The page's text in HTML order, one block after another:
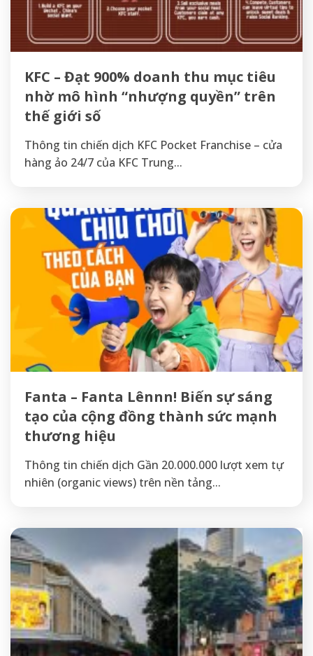
KFC – Đạt 900% doanh thu mục tiêu
nhờ mô hình “nhượng quyền” trên
thế giới số
Thông tin chiến dịch KFC Pocket Franchise – cửa
hàng ảo 24/7 của KFC Trung...
Fanta – Fanta Lênnn! Biến sự sáng
tạo của cộng đồng thành sức mạnh
thương hiệu
Thông tin chiến dịch Gần 20.000.000 lượt xem tự
nhiên (organic views) trên nền tảng...